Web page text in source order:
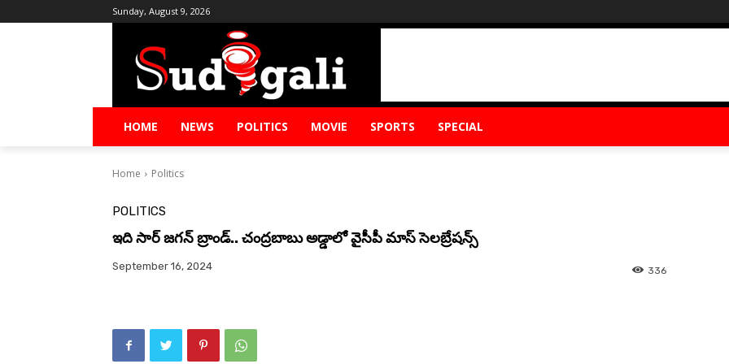
Sunday, August 9, 2026
HOME NEWS POLITICS MOVIE SPORTS SPECIAL
Home Politics
POLITICS
ఇది సార్ జగన్ బ్రాండ్.. చంద్రబాబు అడ్డాలో వైసీపీ మాస్ సెలబ్రేషన్స్
September 16, 2024 336